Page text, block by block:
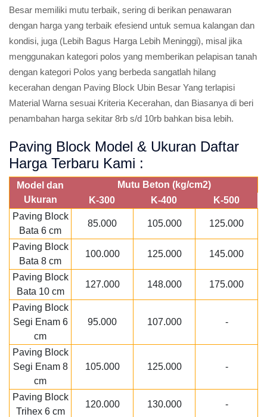
Besar memiliki mutu terbaik, sering di berikan penawaran
dengan harga yang terbaik efesiend untuk semua kalangan dan
kondisi, juga (Lebih Bagus Harga Lebih Meninggi), misal jika
menggunakan kategori polos yang memberikan pelapisan tanah
dengan kategori Polos yang berbeda sangatlah hilang
kecerahan dengan Paving Block Ubin Besar Yang terlapisi
Material Warna sesuai Kriteria Kecerahan, dan Biasanya di beri
penambahan harga sekitar 8rb s/d 10rb bahkan bisa lebih.
Paving Block Model & Ukuran Daftar
Harga Terbaru Kami :
Model dan
Ukuran
Mutu Beton (kg/cm2)
K-300
K-400
K-500
Paving Block
Bata 6 cm
85.000 105.000 125.000
Paving Block
Bata 8 cm
100.000 125.000 145.000
Paving Block
Bata 10 cm
127.000 148.000 175.000
Paving Block
Segi Enam 6
cm
95.000 107.000 -
Paving Block
Segi Enam 8
cm
105.000 125.000 -
Paving Block
Trihex 6 cm
120.000 130.000 -